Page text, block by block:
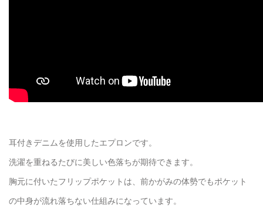
耳付きデニムを使用したエプロンです。
洗濯を重ねるたびに美しい色落ちが期待できます。
胸元に付いたフリップポケットは、前かがみの体勢でもポケット
の中身が流れ落ちない仕組みになっています。